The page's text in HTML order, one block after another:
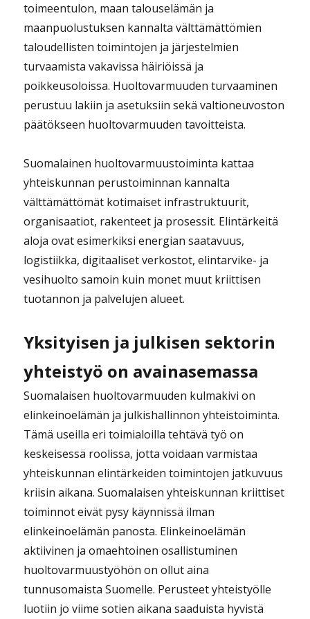
toimeentulon, maan talouselämän ja
maanpuolustuksen kannalta välttämättömien
taloudellisten toimintojen ja järjestelmien
turvaamista vakavissa häiriöissä ja
poikkeusoloissa. Huoltovarmuuden turvaaminen
perustuu lakiin ja asetuksiin sekä valtioneuvoston
päätökseen huoltovarmuuden tavoitteista.
Suomalainen huoltovarmuustoiminta kattaa
yhteiskunnan perustoiminnan kannalta
välttämättömät kotimaiset infrastruktuurit,
organisaatiot, rakenteet ja prosessit. Elintärkeitä
aloja ovat esimerkiksi energian saatavuus,
logistiikka, digitaaliset verkostot, elintarvike- ja
vesihuolto samoin kuin monet muut kriittisen
tuotannon ja palvelujen alueet.
Yksityisen ja julkisen sektorin
yhteistyö on avainasemassa
Suomalaisen huoltovarmuuden kulmakivi on
elinkeinoelämän ja julkishallinnon yhteistoiminta.
Tämä useilla eri toimialoilla tehtävä työ on
keskeisessä roolissa, jotta voidaan varmistaa
yhteiskunnan elintärkeiden toimintojen jatkuvuus
kriisin aikana. Suomalaisen yhteiskunnan kriittiset
toiminnot eivät pysy käynnissä ilman
elinkeinoelämän panosta. Elinkeinoelämän
aktiivinen ja omaehtoinen osallistuminen
huoltovarmuustyöhön on ollut aina
tunnusomaista Suomelle. Perusteet yhteistyölle
luotiin jo viime sotien aikana saaduista hyvistä